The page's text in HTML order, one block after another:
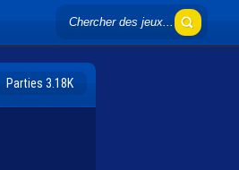
Parties 3.18K